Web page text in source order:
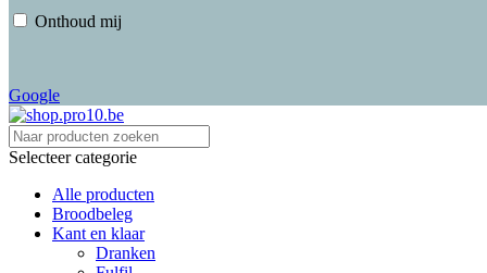
Onthoud mij
Google
Selecteer categorie
Alle producten
Broodbeleg
Kant en klaar
Dranken